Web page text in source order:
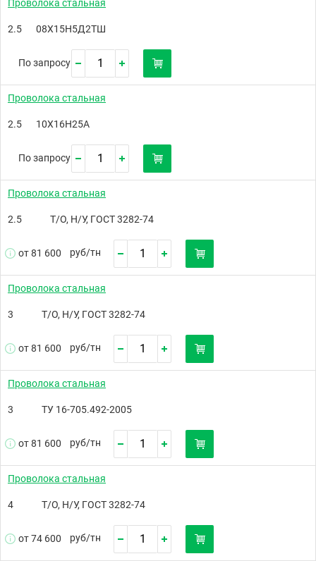
Проволока стальная
2.5 08Х15Н5Д2ТШ
По запросу
Проволока стальная
2.5 10X16Н25А
По запросу
Проволока стальная
2.5 Т/О, Н/У, ГОСТ 3282-74
от 81 600 руб/тн
Проволока стальная
3 Т/О, Н/У, ГОСТ 3282-74
от 81 600 руб/тн
Проволока стальная
3 ТУ 16-705.492-2005
от 81 600 руб/тн
Проволока стальная
4 Т/О, Н/У, ГОСТ 3282-74
от 74 600 руб/тн